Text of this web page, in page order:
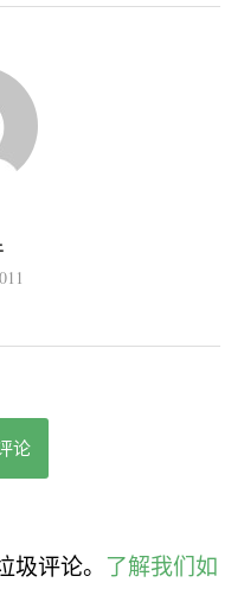
论
评论。 了解我们如